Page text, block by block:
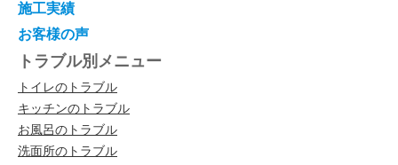
施工実績
お客様の声
トラブル別メニュー
トイレのトラブル
キッチンのトラブル
お風呂のトラブル
洗面所のトラブル